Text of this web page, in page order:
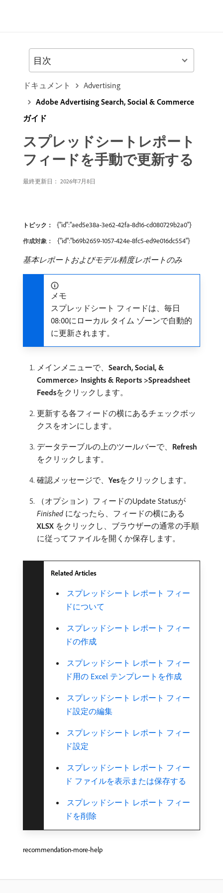
ドキュメント
Advertising
Adobe Advertising Search, Social & Commerce
ガイド
スプレッドシートレポート
フィードを手動で更新する
最終更新日： 2026年7月8日
トピック： {"id":"aed5e38a-3e62-42fa-8d16-cd080729b2a0"}
作成対象： {"id":"b69b2659-1057-424e-8fc5-ed9e016dc554"}
基本レポートおよびモデル精度レポートのみ
メモ
スプレッドシート フィードは、毎日
08:00にローカル タイム ゾーンで自動的
に更新されます。
メインメニューで、 Search, Social, &
Commerce> Insights & Reports >Spreadsheet
Feeds​をクリックします。
更新する各フィードの横にあるチェックボッ
クスをオンにします。
データテーブルの上のツールバーで、 Refresh
をクリックします。
確認メッセージで、 Yes​をクリックします。
（オプション）フィードのUpdate Statusが​
Finished ​になったら、フィードの横にある​
XLSX ​をクリックし、ブラウザーの通常の手順
に従ってファイルを開くか保存します。
Related Articles
​ スプレッドシート レポート フィー
ドについて
​ スプレッドシート レポート フィー
ドの作成
​ スプレッドシート レポート フィー
ド用の Excel テンプレートを作成
​ スプレッドシート レポート フィー
ド設定の編集
​ スプレッドシート レポート フィー
ド設定
​ スプレッドシート レポート フィー
ド ファイルを表示または保存する
​ スプレッドシート レポート フィー
ドを削除
recommendation-more-help
目次